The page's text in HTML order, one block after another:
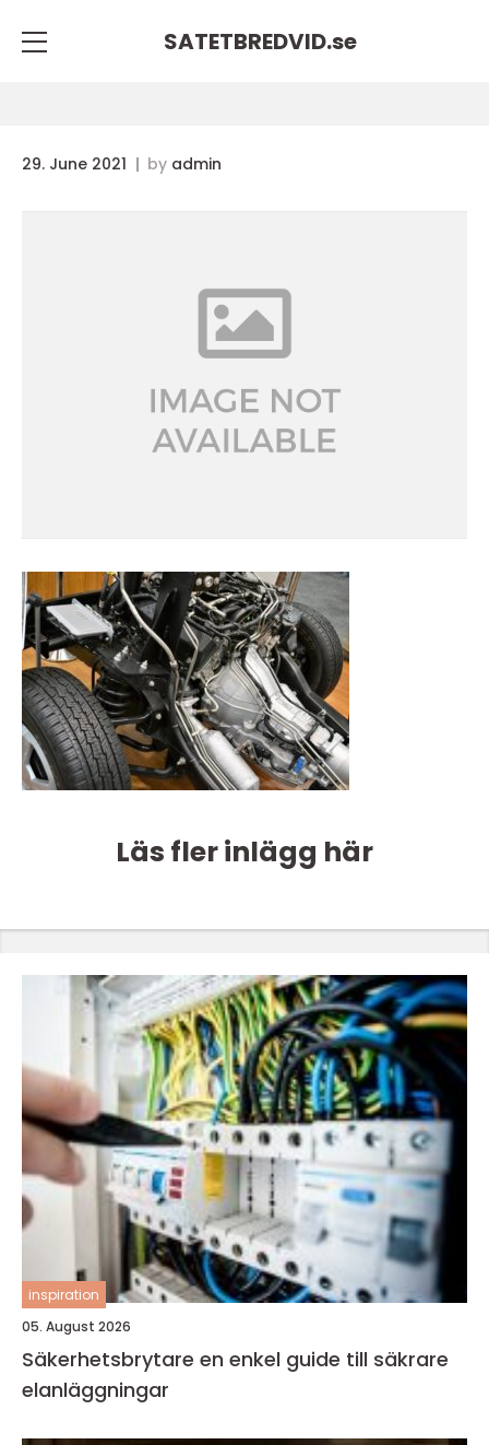
SATETBREDVID.se
29. June 2021 by admin
Läs fler inlägg här
inspiration
05. August 2026
Säkerhetsbrytare en enkel guide till säkrare
elanläggningar